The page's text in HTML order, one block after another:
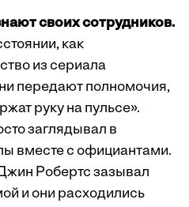
своих сотрудников.
как
из сериала
передают полномочия,
руку на пульсе».
заглядывал в
вместе с официантами.
Робертс зазывал
и они расходились